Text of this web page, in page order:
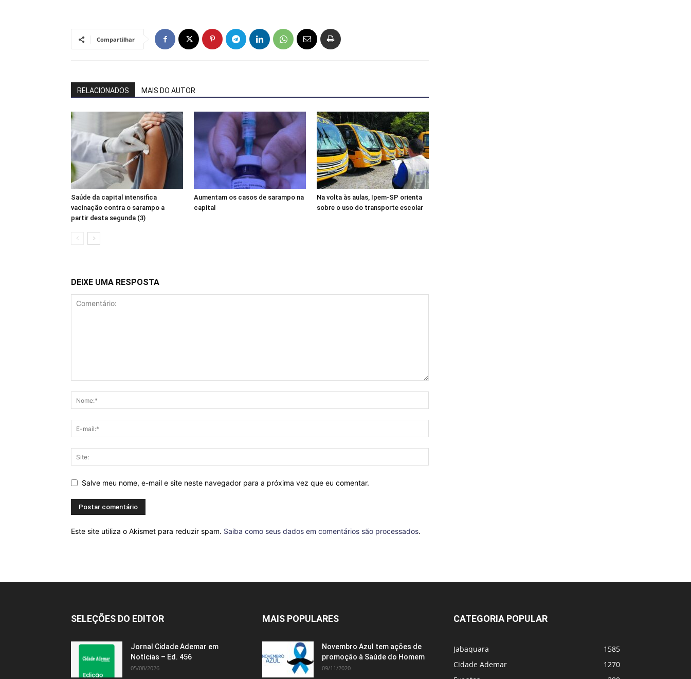
Compartilhar
RELACIONADOS MAIS DO AUTOR
Saúde da capital intensifica
vacinação contra o sarampo a
partir desta segunda (3)
Aumentam os casos de sarampo na
capital
Na volta às aulas, Ipem-SP orienta
sobre o uso do transporte escolar
DEIXE UMA RESPOSTA
Salve meu nome, e-mail e site neste navegador para a próxima vez que eu comentar.
Este site utiliza o Akismet para reduzir spam. Saiba como seus dados em comentários são processados.
SELEÇÕES DO EDITOR
Jornal Cidade Ademar em
Notícias – Ed. 456
05/08/2026
MAIS POPULARES
Novembro Azul tem ações de
promoção à Saúde do Homem
09/11/2020
CATEGORIA POPULAR
Jabaquara
1585
Cidade Ademar
1270